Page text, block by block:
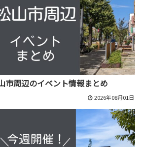
市周辺のイベント情報まとめ
2026年08月01日